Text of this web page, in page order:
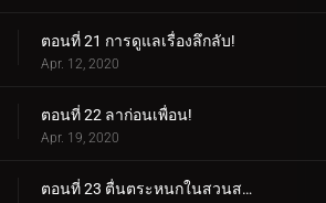
ตอนที่ 21 การดูแลเรื่องลึกลับ!
Apr. 12, 2020
ตอนที่ 22 ลาก่อนเพื่อน!
Apr. 19, 2020
ตอนที่ 23 ตื่นตระหนกในสวนสาธารณะ!